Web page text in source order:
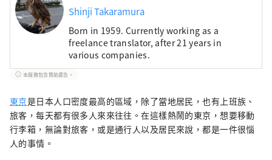
Shinji Takaramura
Born in 1959. Currently working as a
freelance translator, after 21 years in
various companies.
本服務包含贊助廣告。
東京是日本人口密度最高的區域，除了當地居民，也有上班族、
旅客，每天都有很多人來來往往。在這樣熱鬧的東京，想要移動
行李箱，無論對旅客，或是通行人以及居民來說，都是一件很惱
人的事情。